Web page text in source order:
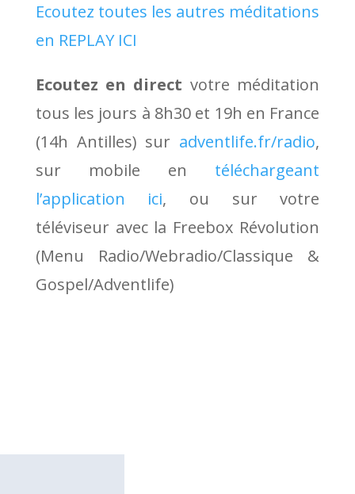
Ecoutez toutes les autres méditations
en REPLAY ICI
Ecoutez en direct votre méditation
tous les jours à 8h30 et 19h en France
(14h Antilles) sur adventlife.fr/radio,
sur mobile en téléchargeant
l’application ici, ou sur votre
téléviseur avec la Freebox Révolution
(Menu Radio/Webradio/Classique &
Gospel/Adventlife)